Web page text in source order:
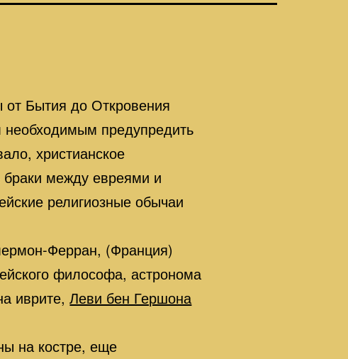
Бытия до Откровения
предупредить
христианское
браки между евреями и
религиозные обычаи
Ферран, (Франция)
философа, астронома
иврите,Леви бен Гершона
на костре, еще